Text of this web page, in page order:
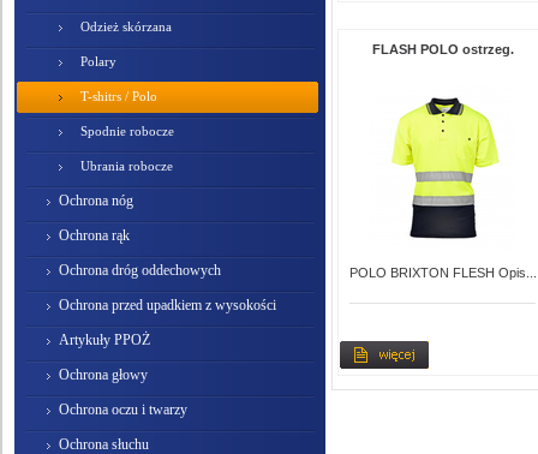
Odzież skórzana
Polary
T-shitrs / Polo
Spodnie robocze
Ubrania robocze
Ochrona nóg
Ochrona rąk
Ochrona dróg oddechowych
Ochrona przed upadkiem z wysokości
Artykuły PPOŻ
Ochrona głowy
Ochrona oczu i twarzy
Ochrona słuchu
FLASH POLO ostrzeg.
POLO BRIXTON FLESH Opis...